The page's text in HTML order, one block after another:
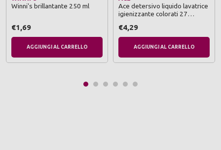
Winni's brillantante 250 ml
€1,69
AGGIUNGI AL CARRELLO
Ace detersivo liquido lavatrice
igienizzante colorati 27
€4,29
AGGIUNGI AL CARRELLO